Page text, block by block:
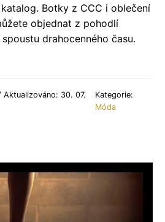
Botky z CCC i oblečení
objednat z pohodlí
drahocenného času.
Aktualizováno: 30. 07.
Kategorie:
Móda